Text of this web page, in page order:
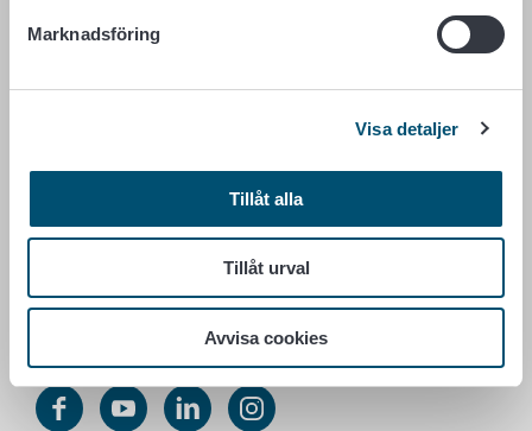
Marknadsföring
Visa detaljer
Tillåt alla
Tillåt urval
Avvisa cookies
Kontaktuppgifter
Ge respons
Information om webbplatsen
Växel +358 29 530 0400